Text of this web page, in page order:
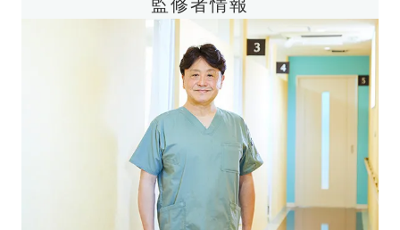
監修者情報